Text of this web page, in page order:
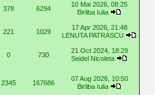
378 6294
10 Mai 2026, 08:25
Birliba Iulia
221 1029
17 Apr 2026, 21:48
LENUTA PATRASCU
0 730
21 Oct 2024, 18:29
Seidel Nicoleta
2345 167686
07 Aug 2026, 10:50
Birliba Iulia